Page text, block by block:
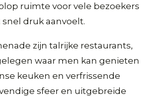
ruimte voor vele bezoekers
druk aanvoelt.
zijn talrijke restaurants,
waar men kan genieten
keuken en verfrissende
sfeer en uitgebreide